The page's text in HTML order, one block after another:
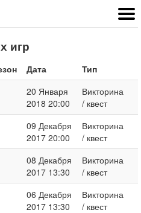
игр
Дата
Тип
20 Января
2018 20:00
Викторина
/ квест
09 Декабря
2017 20:00
Викторина
/ квест
08 Декабря
2017 13:30
Викторина
/ квест
06 Декабря
2017 13:30
Викторина
/ квест